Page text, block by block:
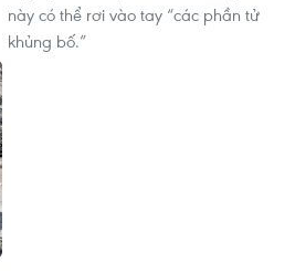
này có thể rơi vào tay “các phần tử
khủng bố.”